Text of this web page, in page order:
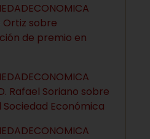
Ortiz sobre
de premio en
Rafael Soriano sobre
Económica